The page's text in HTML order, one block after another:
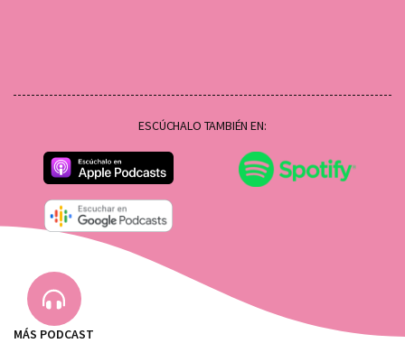
ESCÚCHALO TAMBIÉN EN:
MÁS PODCAST